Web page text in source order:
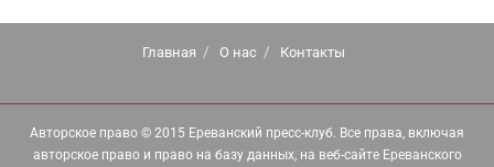
Главная О нас Контакты
Авторское право © 2015 Ереванский пресс-клуб. Все права, включая
авторское право и право на базу данных, на веб-сайте Ереванского